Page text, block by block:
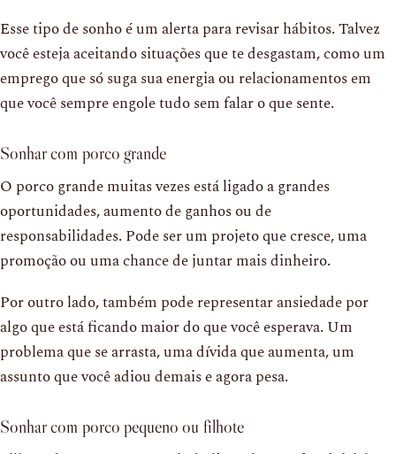
Esse tipo de sonho é um alerta para revisar hábitos. Talvez
você esteja aceitando situações que te desgastam, como um
emprego que só suga sua energia ou relacionamentos em
que você sempre engole tudo sem falar o que sente.
Sonhar com porco grande
O porco grande muitas vezes está ligado a grandes
oportunidades, aumento de ganhos ou de
responsabilidades. Pode ser um projeto que cresce, uma
promoção ou uma chance de juntar mais dinheiro.
Por outro lado, também pode representar ansiedade por
algo que está ficando maior do que você esperava. Um
problema que se arrasta, uma dívida que aumenta, um
assunto que você adiou demais e agora pesa.
Sonhar com porco pequeno ou filhote